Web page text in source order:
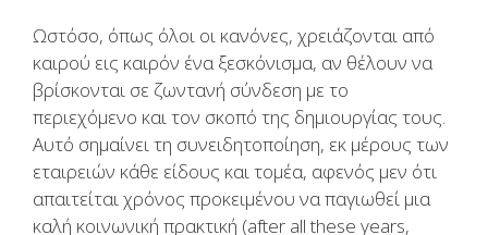
Ωστόσο, όπως όλοι οι κανόνες, χρειάζονται από
καιρού εις καιρόν ένα ξεσκόνισμα, αν θέλουν να
βρίσκονται σε ζωντανή σύνδεση με το
περιεχόμενο και τον σκοπό της δημιουργίας τους.
Αυτό σημαίνει τη συνειδητοποίηση, εκ μέρους των
εταιρειών κάθε είδους και τομέα, αφενός μεν ότι
απαιτείται χρόνος προκειμένου να παγιωθεί μια
καλή κοινωνική πρακτική (after all these years,